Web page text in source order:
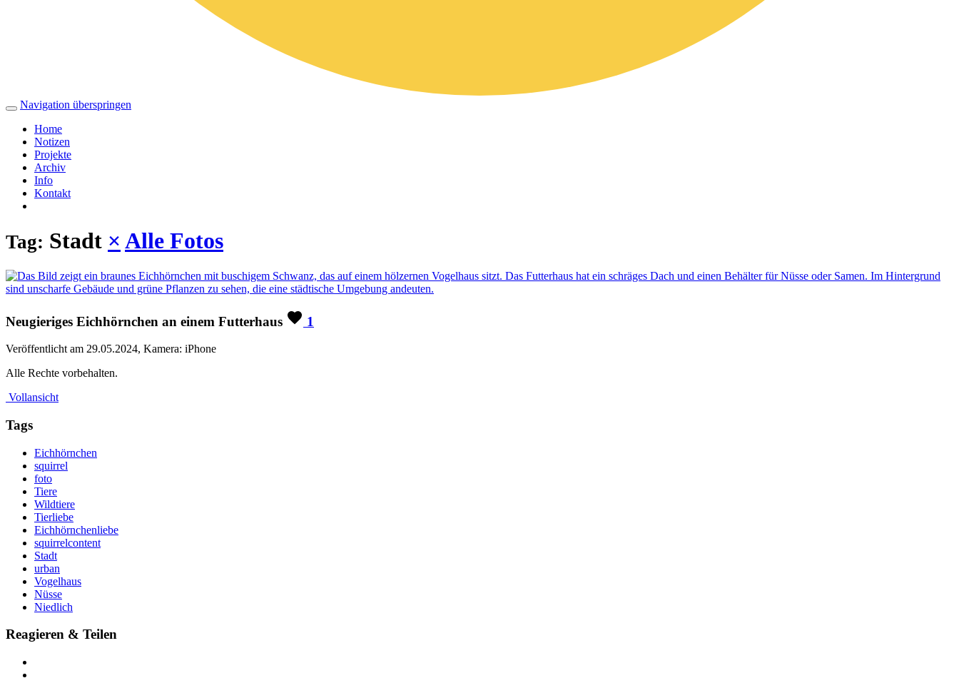
Navigation überspringen
Home
Notizen
Projekte
Archiv
Info
Kontakt
Tag: Stadt × Alle Fotos
Neugieriges Eichhörnchen an einem Futterhaus 1
Veröffentlicht am 29.05.2024, Kamera: iPhone
Alle Rechte vorbehalten.
Vollansicht
Tags
Eichhörnchen
squirrel
foto
Tiere
Wildtiere
Tierliebe
Eichhörnchenliebe
squirrelcontent
Stadt
urban
Vogelhaus
Nüsse
Niedlich
Reagieren & Teilen